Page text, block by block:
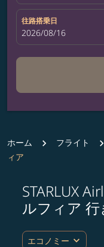
往路搭乗日
fc-booking-
2026/08/16
ホーム フライト
ィア
STARLUX
ルフィア
エコノミー expand_more
ルート (出発地お